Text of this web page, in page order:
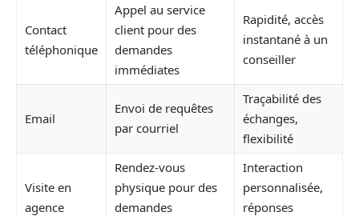
Contact
téléphonique
Appel au service
client pour des
demandes
immédiates
Rapidité, accès
instantané à un
conseiller
Email
Envoi de requêtes
par courriel
Traçabilité des
échanges,
flexibilité
Visite en
agence
Rendez-vous
physique pour des
demandes
Interaction
personnalisée,
réponses